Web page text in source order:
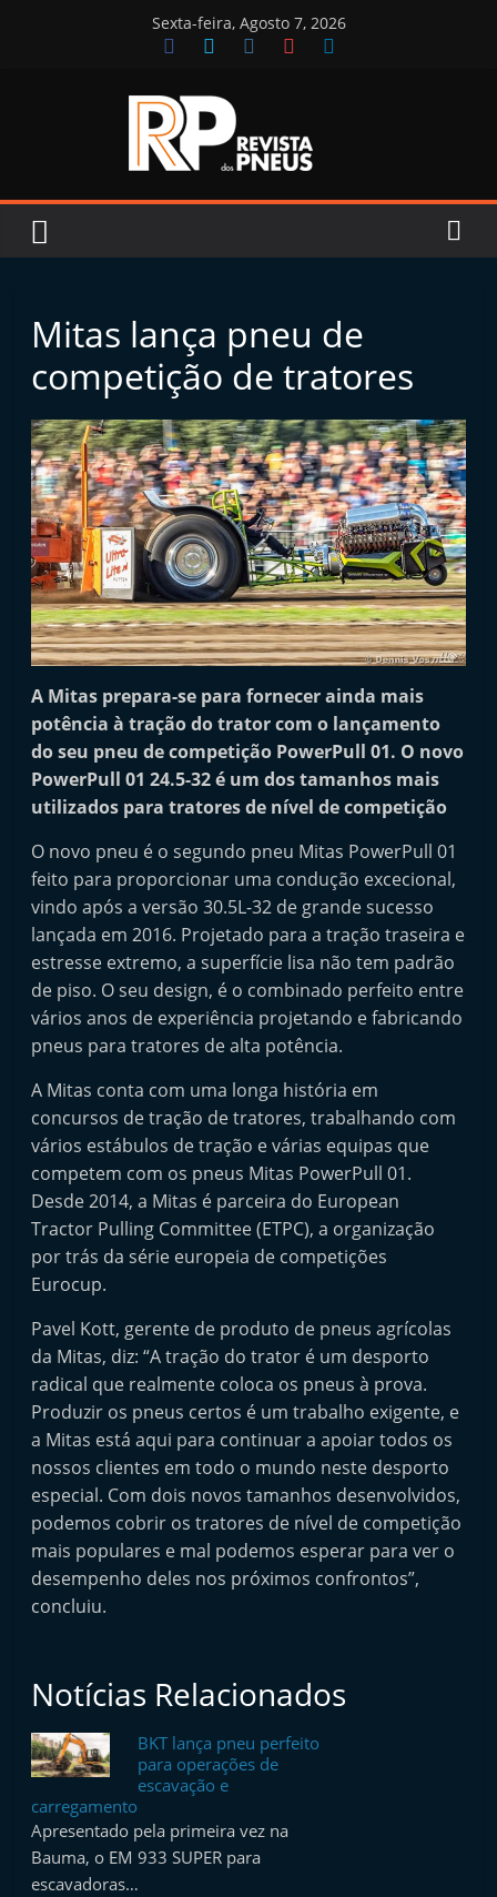
Sexta-feira, Agosto 7, 2026
Revista
R
e
v
i
s
t
a
i
n
d
e
p
e
n
d
e
n
t
e
d
e
p
n
u
s
e
e
r
ç
o
s
r
á
p
i
d
Mitas lança pneu de
competição de tratores
A Mitas prepara-se para fornecer ainda mais
potência à tração do trator com o lançamento
do seu pneu de competição PowerPull 01. O novo
PowerPull 01 24.5-32 é um dos tamanhos mais
utilizados para tratores de nível de competição
O novo pneu é o segundo pneu Mitas PowerPull 01
feito para proporcionar uma condução excecional,
vindo após a versão 30.5L-32 de grande sucesso
lançada em 2016. Projetado para a tração traseira e
estresse extremo, a superfície lisa não tem padrão
de piso. O seu design, é o combinado perfeito entre
vários anos de experiência projetando e fabricando
pneus para tratores de alta potência.
A Mitas conta com uma longa história em
concursos de tração de tratores, trabalhando com
vários estábulos de tração e várias equipas que
competem com os pneus Mitas PowerPull 01.
Desde 2014, a Mitas é parceira do European
Tractor Pulling Committee (ETPC), a organização
por trás da série europeia de competições
Eurocup.
Pavel Kott, gerente de produto de pneus agrícolas
da Mitas, diz: “A tração do trator é um desporto
radical que realmente coloca os pneus à prova.
Produzir os pneus certos é um trabalho exigente, e
a Mitas está aqui para continuar a apoiar todos os
nossos clientes em todo o mundo neste desporto
especial. Com dois novos tamanhos desenvolvidos,
podemos cobrir os tratores de nível de competição
mais populares e mal podemos esperar para ver o
desempenho deles nos próximos confrontos”,
concluiu.
Notícias Relacionados
BKT lança pneu perfeito
para operações de
escavação e
carregamento
Apresentado pela primeira vez na
Bauma, o EM 933 SUPER para
escavadoras…